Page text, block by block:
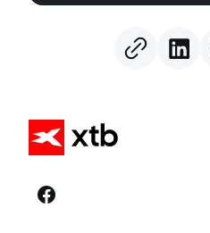
(06.08.2026)